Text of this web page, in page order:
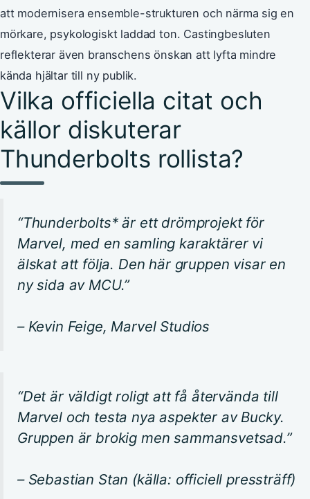
att modernisera ensemble-strukturen och närma sig en
mörkare, psykologiskt laddad ton. Castingbesluten
reflekterar även branschens önskan att lyfta mindre
kända hjältar till ny publik.
Vilka officiella citat och
källor diskuterar
Thunderbolts rollista?
“Thunderbolts* är ett drömprojekt för
Marvel, med en samling karaktärer vi
älskat att följa. Den här gruppen visar en
ny sida av MCU.”
– Kevin Feige, Marvel Studios
“Det är väldigt roligt att få återvända till
Marvel och testa nya aspekter av Bucky.
Gruppen är brokig men sammansvetsad.”
– Sebastian Stan (källa: officiell pressträff)